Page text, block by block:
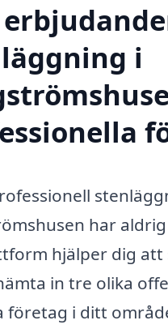
i
har
hjälper dig att
in tre olika
företag i ditt